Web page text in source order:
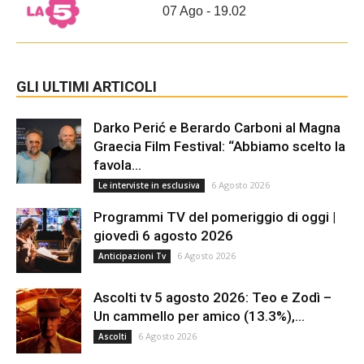
07 Ago - 19.02
GLI ULTIMI ARTICOLI
Darko Perić e Berardo Carboni al Magna
Graecia Film Festival: “Abbiamo scelto la
favola...
Le interviste in esclusiva 6 Agosto 2026
Programmi TV del pomeriggio di oggi |
giovedì 6 agosto 2026
Anticipazioni Tv 6 Agosto 2026
Ascolti tv 5 agosto 2026: Teo e Zodì –
Un cammello per amico (13.3%),...
Ascolti 6 Agosto 2026